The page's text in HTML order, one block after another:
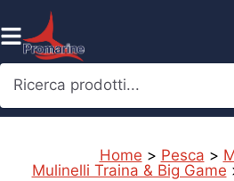
al
contenuto
Ricerca prodotti...
Home > Pesca >
Mulinelli Traina & Big Game